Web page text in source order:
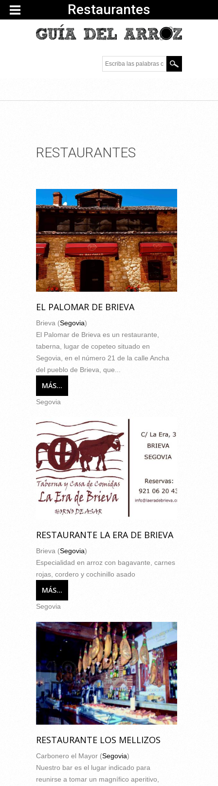
Restaurantes
Escriba las palabras
clave.
RESTAURANTES
EL PALOMAR DE BRIEVA
Brieva (Segovia)
El Palomar de Brieva es un restaurante,
taberna, lugar de copeteo situado en
Segovia, en el número 21 de la calle Ancha
del pueblo de Brieva, que...
MÁS...
Segovia
RESTAURANTE LA ERA DE BRIEVA
Brieva (Segovia)
Especialidad en arroz con bagavante, carnes
rojas, cordero y cochinillo asado
MÁS...
Segovia
RESTAURANTE LOS MELLIZOS
Carbonero el Mayor (Segovia)
Nuestro bar es el lugar indicado para
reunirse a tomar un magnífico aperitivo,